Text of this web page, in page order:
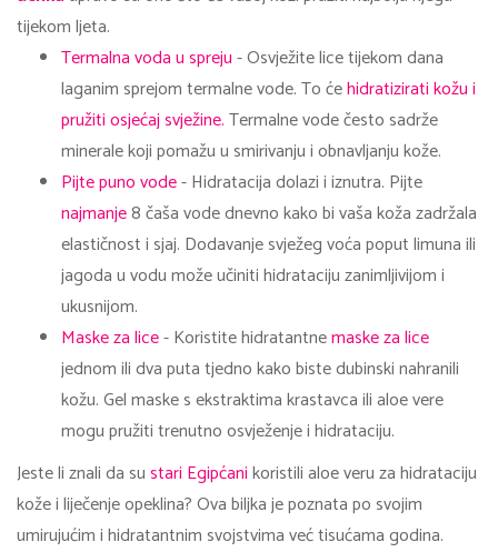
tijekom ljeta.
Termalna voda u spreju- Osvježite lice tijekom dana
laganim sprejom termalne vode. To ćehidratizirati kožu i
pružiti osjećaj svježine.Termalne vode često sadrže
minerale koji pomažu u smirivanju i obnavljanju kože.
Pijte puno vode- Hidratacija dolazi i iznutra. Pijte
najmanje8 čaša vode dnevno kako bi vaša koža zadržala
elastičnost i sjaj. Dodavanje svježeg voća poput limuna ili
jagoda u vodu može učiniti hidrataciju zanimljivijom i
ukusnijom.
Maske za lice- Koristite hidratantnemaske za lice
jednom ili dva puta tjedno kako biste dubinski nahranili
kožu. Gel maske s ekstraktima krastavca ili aloe vere
mogu pružiti trenutno osvježenje i hidrataciju.
Jeste li znali da sustari Egipćanikoristili aloe veru za hidrataciju
kože i liječenje opeklina? Ova biljka je poznata po svojim
umirujućim i hidratantnim svojstvima već tisućama godina.